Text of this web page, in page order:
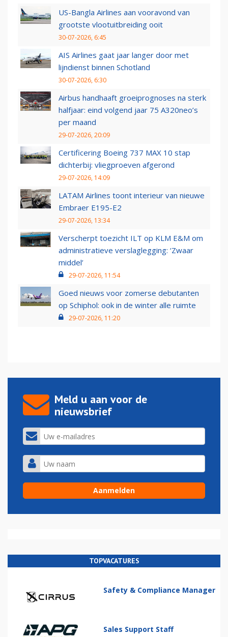
US-Bangla Airlines aan vooravond van
grootste vlootuitbreiding ooit
30-07-2026, 6:45
AIS Airlines gaat jaar langer door met
lijndienst binnen Schotland
30-07-2026, 6:30
Airbus handhaaft groeiprognoses na sterk
halfjaar: eind volgend jaar 75 A320neo’s
per maand
29-07-2026, 20:09
Certificering Boeing 737 MAX 10 stap
dichterbij: vliegproeven afgerond
29-07-2026, 14:09
LATAM Airlines toont interieur van nieuwe
Embraer E195-E2
29-07-2026, 13:34
Verscherpt toezicht ILT op KLM E&M om
administratieve verslaglegging: ‘Zwaar
middel’
29-07-2026, 11:54
Goed nieuws voor zomerse debutanten
op Schiphol: ook in de winter alle ruimte
29-07-2026, 11:20
Meld u aan voor de
nieuwsbrief
TOPVACATURES
Safety & Compliance Manager
Sales Support Staff